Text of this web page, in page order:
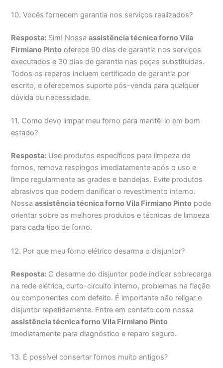
10. Vocês fornecem garantia nos serviços realizados?
Resposta: Sim! Nossaassistência técnica forno Vila
Firmiano Pinto oferece 90 dias de garantia nos serviços
executados e 30 dias de garantia nas peças substituídas.
Todos os reparos incluem certificado de garantia por
escrito, e oferecemos suporte pós-venda para qualquer
dúvida ou necessidade.
11. Como devo limpar meu forno para mantê-lo em bom
estado?
Resposta: Use produtos específicos para limpeza de
fornos, remova respingos imediatamente após o uso e
limpe regularmente as grades e bandejas. Evite produtos
abrasivos que podem danificar o revestimento interno.
Nossaassistência técnica forno Vila Firmiano Pinto pode
orientar sobre os melhores produtos e técnicas de limpeza
para cada tipo de forno.
12. Por que meu forno elétrico desarma o disjuntor?
Resposta: O desarme do disjuntor pode indicar sobrecarga
na rede elétrica, curto-circuito interno, problemas na fiação
ou componentes com defeito. É importante não religar o
disjuntor repetidamente. Entre em contato com nossa
assistência técnica forno Vila Firmiano Pinto
imediatamente para diagnóstico e reparo seguro.
13. É possível consertar fornos muito antigos?